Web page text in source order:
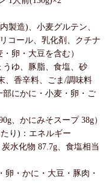
製造)、小麦グルテン、
コール、乳化剤、クチナ
卵・大豆を含む）
うゆ、豚脂、食塩、砂
、香辛料、ごま/調味料
にかに・小麦・卵・ご
、かにみそスープ 38g）
り)：エネルギー
水化物 87.7g、食塩相当
卵・かに・大豆・豚肉・